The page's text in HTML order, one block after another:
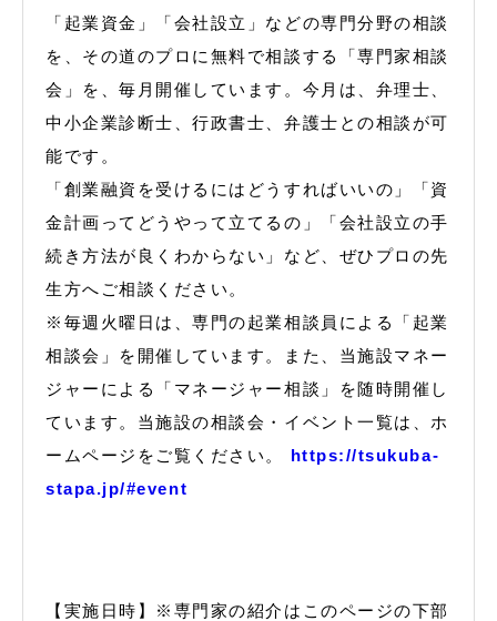
「起業資金」「会社設立」などの専門分野の相談
を、その道のプロに無料で相談する「専門家相談
会」を、毎月開催しています。今月は、弁理士、
中小企業診断士、行政書士、弁護士との相談が可
能です。
「創業融資を受けるにはどうすればいいの」「資
金計画ってどうやって立てるの」「会社設立の手
続き方法が良くわからない」など、ぜひプロの先
生方へご相談ください。
※毎週火曜日は、専門の起業相談員による「起業
相談会」を開催しています。また、当施設マネー
ジャーによる「マネージャー相談」を随時開催し
ています。当施設の相談会・イベント一覧は、ホ
ームページをご覧ください。 https://tsukuba-
stapa.jp/#event
【実施日時】※専門家の紹介はこのページの下部